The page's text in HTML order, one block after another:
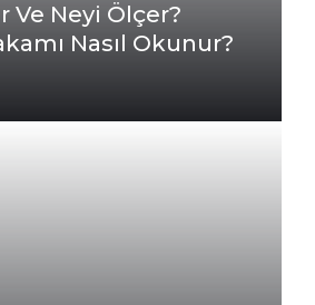
Ve Neyi Ölçer?
Nasıl Okunur?